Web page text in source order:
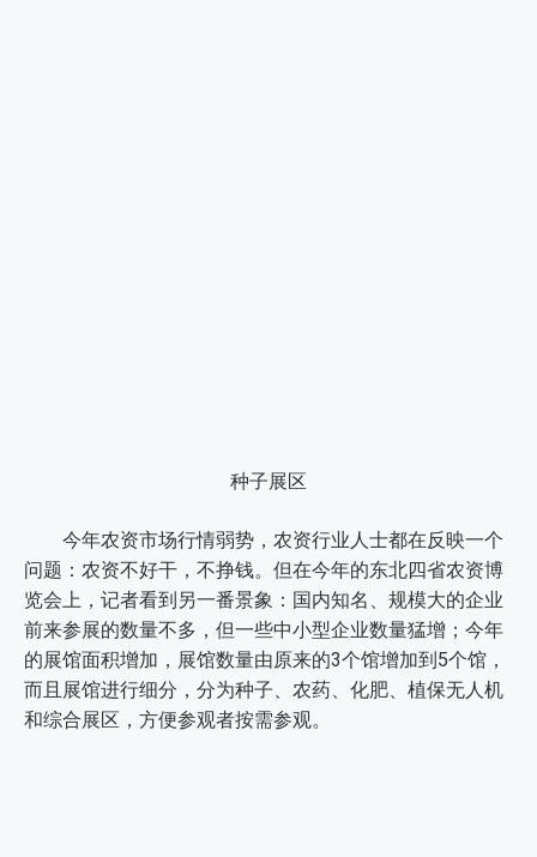
种子展区
今年农资市场行情弱势，农资行业人士都在反映一个
问题：农资不好干，不挣钱。但在今年的东北四省农资博
览会上，记者看到另一番景象：国内知名、规模大的企业
前来参展的数量不多，但一些中小型企业数量猛增；今年
的展馆面积增加，展馆数量由原来的3个馆增加到5个馆，
而且展馆进行细分，分为种子、农药、化肥、植保无人机
和综合展区，方便参观者按需参观。